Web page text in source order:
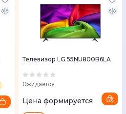
Телевизор LG 55NU800B6LA
Ожидается
Цена формируется